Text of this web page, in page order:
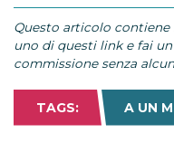
Questo articolo contiene
uno di questi link e fai
commissione senza
TAGS: A UN